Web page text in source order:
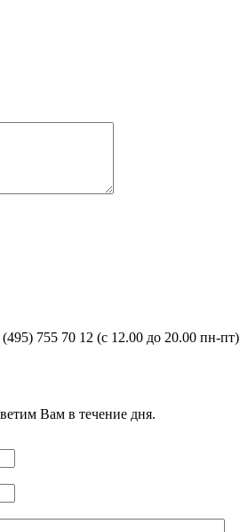
755 70 12 (с 12.00 до 20.00 пн-пт)
Вам в течение дня.